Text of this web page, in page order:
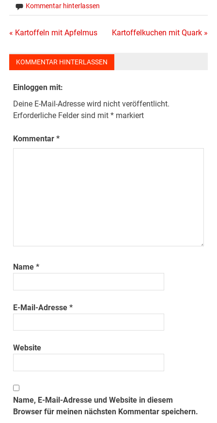
Kommentar hinterlassen
Beitragsnavigation
« Kartoffeln mit Apfelmus Kartoffelkuchen mit Quark »
KOMMENTAR HINTERLASSEN
Einloggen mit:
Deine E-Mail-Adresse wird nicht veröffentlicht.
Erforderliche Felder sind mit* markiert
Kommentar*
Name*
E-Mail-Adresse*
Website
Name, E-Mail-Adresse und Website in diesem
Browser für meinen nächsten Kommentar speichern.